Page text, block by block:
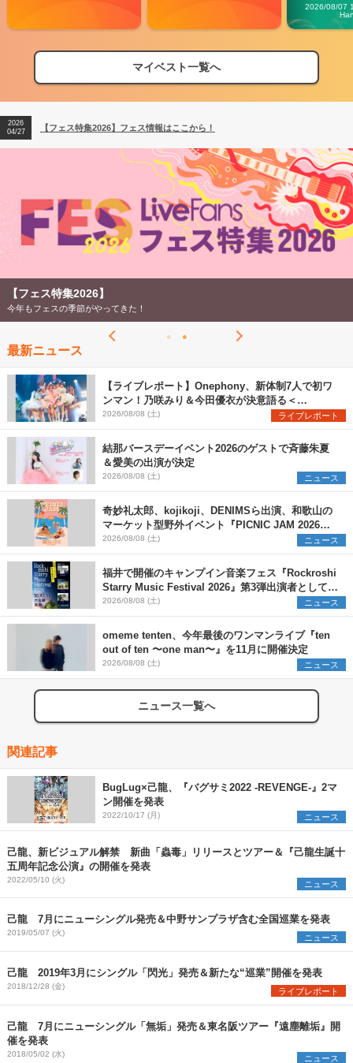
2026/08/07
マイベスト一覧へ
【フェス特集2026】フェス情報はここから！
【ライブ動員ランキング】2026年上半期編発表！
2026
04/27
【フェス特集2026】フェス情報はここから！
2026
【ライブ動員ランキング】2026年上半期編発表！
【フェス特集2026】
今年もフェスの季節がやってきた！
最新ニュース
【ライブレポート】Onephony、新体制7人で初ワ
ンマン！乃咲みり＆今田優衣が決意語る＜
Onephony新体制1st Oneman Live はじまりの夏
＞
2026/08/08 (土) ライブレポート
結那バースデーイベント2026のゲストで斉藤朱夏
＆愛美の出演が決定
2026/08/08 (土) ニュース
奇妙礼太郎、kojikoji、DENIMSら出演、和歌山の
マーケット型野外イベント『PICNIC JAM 2026』
早割チケット発売開始
2026/08/08 (土) ニュース
福井で開催のキャンプイン音楽フェス『Rockroshi
Starry Music Festival 2026』第3弾出演者として
SCOOBIE DO、かりゆし58、Reiを発表
2026/08/08 (土) ニュース
omeme tenten、今年最後のワンマンライブ『ten
out of ten 〜one man〜』を11月に開催決定
2026/08/08 (土) ニュース
ニュース一覧へ
関連記事
BugLug×己龍、『バグサミ2022 -REVENGE-』2マ
ン開催を発表
2022/10/17 (月) ニュース
己龍、新ビジュアル解禁 新曲「蟲毒」リリースとツアー＆『己龍生誕十
五周年記念公演』の開催を発表
2022/05/10 (火) ニュース
己龍 7月にニューシングル発売＆中野サンプラザ含む全国巡業を発表
2019/05/07 (火) ニュース
己龍 2019年3月にシングル「閃光」発売＆新たな“巡業”開催を発表
2018/12/28 (金) ライブレポート
己龍 7月にニューシングル「無垢」発売＆東名阪ツアー『遠塵離垢』開
催を発表
2018/05/02 (水) ニュース